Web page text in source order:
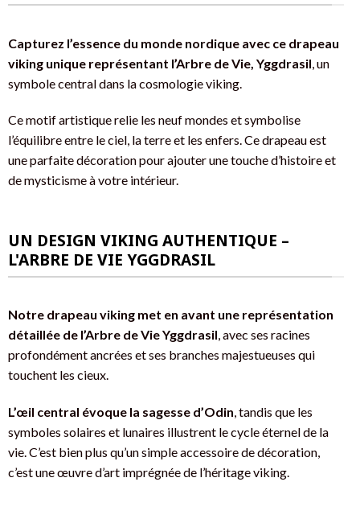
Capturez l’essence du monde nordique avec ce drapeau
viking unique représentant l’Arbre de Vie, Yggdrasil , un
symbole central dans la cosmologie viking.
Ce motif artistique relie les neuf mondes et symbolise
l’équilibre entre le ciel, la terre et les enfers. Ce drapeau est
une parfaite décoration pour ajouter une touche d’histoire et
de mysticisme à votre intérieur.
UN DESIGN VIKING AUTHENTIQUE –
L'ARBRE DE VIE YGGDRASIL
Notre drapeau viking met en avant une représentation
détaillée de l’Arbre de Vie Yggdrasil, avec ses racines
profondément ancrées et ses branches majestueuses qui
touchent les cieux.
L’œil central évoque la sagesse d’Odin, tandis que les
symboles solaires et lunaires illustrent le cycle éternel de la
vie. C’est bien plus qu’un simple accessoire de décoration,
c’est une œuvre d’art imprégnée de l’héritage viking.